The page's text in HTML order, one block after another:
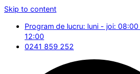
Skip to content
Program de lucru: luni - joi:
12:00
0241 859 252